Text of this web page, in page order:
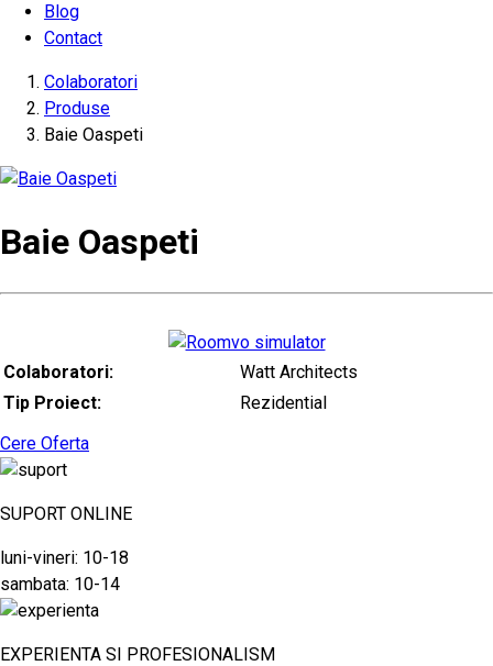
Blog
Contact
Colaboratori
Produse
Baie Oaspeti
Baie Oaspeti
Colaboratori:
Watt Architects
Tip Proiect:
Rezidential
Cere Oferta
SUPORT ONLINE
luni-vineri: 10-18
sambata: 10-14
EXPERIENTA SI PROFESIONALISM